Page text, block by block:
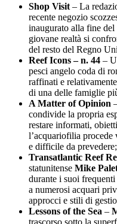
Shop Visit – La
recente negozio
inaugurato alla fine del
giovane realtà si
del resto del Regno
Reef Icons – n. 44 –
pesci angelo coda di
raffinati e
di una delle famiglie
A Matter of Opinion
condivide la propria
restare informati,
l’acquariofilia procede
e difficile da prevedere;
Transatlantic Reef
statunitense Mike
durante i suoi
a numerosi acquari
approcci e stili di
Lessons of the Sea –
trascorso sotto la